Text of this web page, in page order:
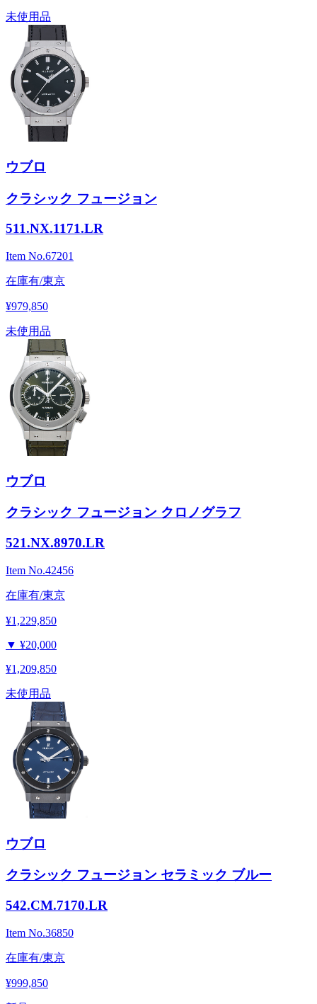
未使用品
ウブロ
クラシック フュージョン
511.NX.1171.LR
Item No.67201
在庫有/東京
¥979,850
未使用品
ウブロ
クラシック フュージョン クロノグラフ
521.NX.8970.LR
Item No.42456
在庫有/東京
¥1,229,850
▼ ¥20,000
¥1,209,850
未使用品
ウブロ
クラシック フュージョン セラミック ブルー
542.CM.7170.LR
Item No.36850
在庫有/東京
¥999,850